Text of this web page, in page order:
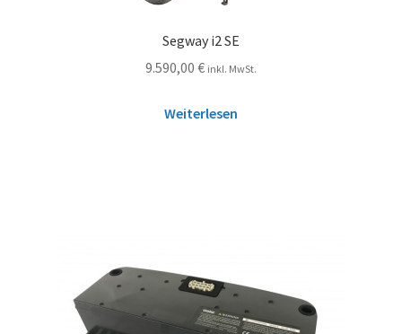
Segway i2 SE
9.590,00 € inkl. MwSt.
Weiterlesen